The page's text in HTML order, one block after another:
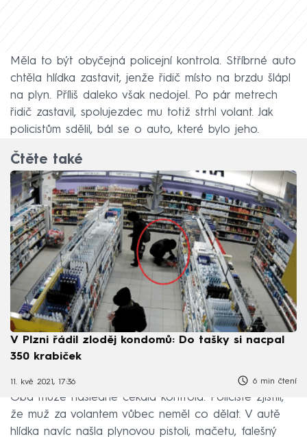
Měla to být obyčejná policejní kontrola. Stříbrné auto
chtěla hlídka zastavit, jenže řidič místo na brzdu šlápl
na plyn. Příliš daleko však nedojel. Po pár metrech
řidič zastavil, spolujezdec mu totiž strhl volant. Jak
policistům sdělil, bál se o auto, které bylo jeho.
Čtěte také
V Plzni řádil zloděj kondomů: Do tašky si nacpal
350 krabiček
11. kvě 2021, 17:36 6 min čtení
Oba muže následně čekala kontrola. Policisté zjistili,
že muž za volantem vůbec neměl co dělat. V autě
hlídka navíc našla plynovou pistoli, mačetu, falešný